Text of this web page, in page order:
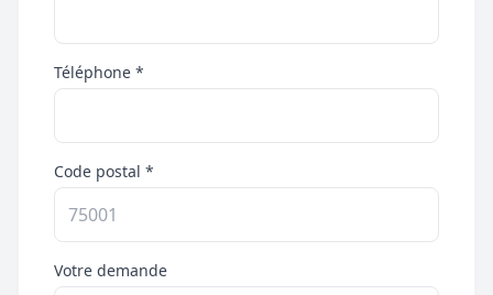
Téléphone *
Code postal *
Votre demande